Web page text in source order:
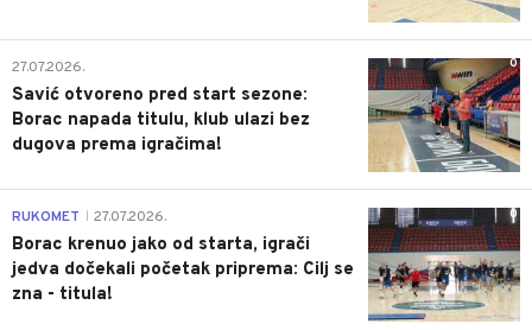
0
27.07.2026.
Savić otvoreno pred start sezone:
Borac napada titulu, klub ulazi bez
dugova prema igračima!
0
RUKOMET 27.07.2026.
Borac krenuo jako od starta, igrači
jedva dočekali početak priprema: Cilj se
zna - titula!